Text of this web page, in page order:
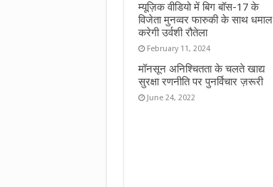
म्यूज़िक वीडियो में बिग बॉस-17 के
विजेता मुनव्वर फारुकी के साथ धमाल
करेगी उर्वशी रौतेला
February 11, 2024
मॉनसून अनिश्चितता के चलते खाद्य
सुरक्षा रणनीति पर पुनर्विचार ज़रूरी
June 24, 2022